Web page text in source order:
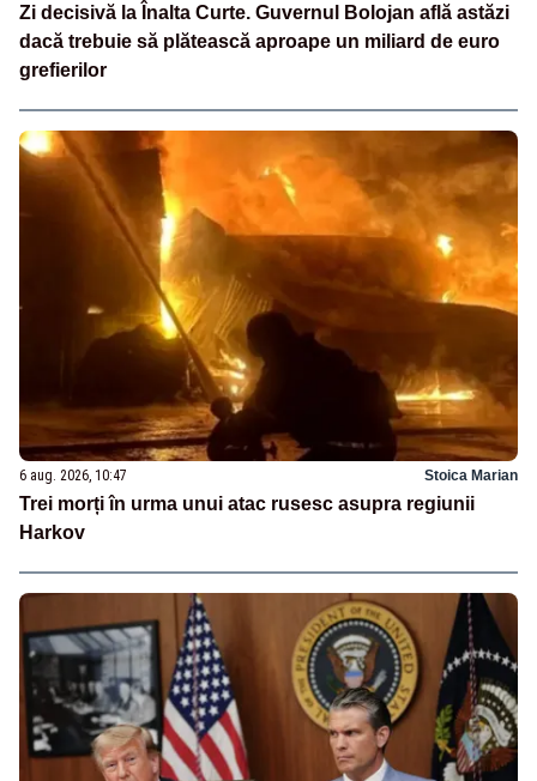
Zi decisivă la Înalta Curte. Guvernul Bolojan află astăzi
dacă trebuie să plătească aproape un miliard de euro
grefierilor
6 aug. 2026, 10:47 Stoica Marian
Trei morți în urma unui atac rusesc asupra regiunii
Harkov